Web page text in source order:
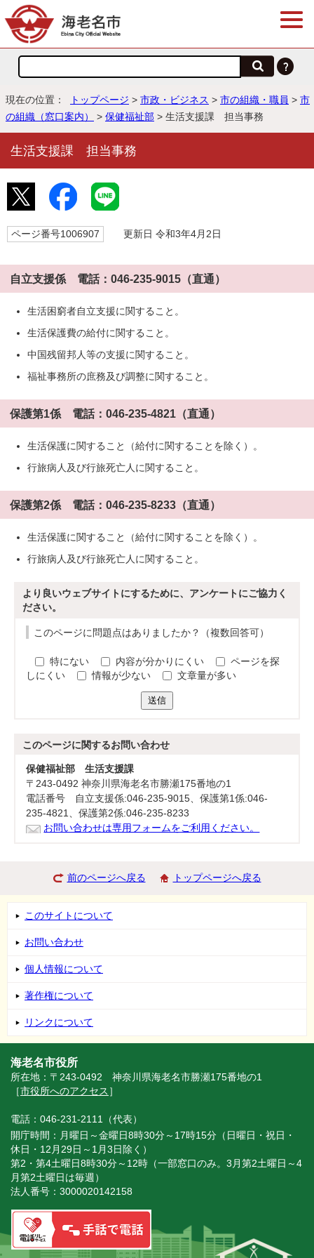
現在の位置： トップページ > 市政・ビジネス > 市の組織・職員 > 市
の組織（窓口案内）
> 保健福祉部 > 生活支援課 担当事務
生活支援課 担当事務
ページ番号1006907 更新日 令和3年4月2日
自立支援係 電話：046-235-9015（直通）
生活困窮者自立支援に関すること。
生活保護費の給付に関すること。
中国残留邦人等の支援に関すること。
福祉事務所の庶務及び調整に関すること。
保護第1係 電話：046-235-4821（直通）
生活保護に関すること（給付に関することを除く）。
行旅病人及び行旅死亡人に関すること。
保護第2係 電話：046-235-8233（直通）
生活保護に関すること（給付に関することを除く）。
行旅病人及び行旅死亡人に関すること。
より良いウェブサイトにするために、アンケートにご協力く
ださい。
このページに問題点はありましたか？（複数回答可）
特にない 内容が分かりにくい
ページを探
しにくい
情報が少ない 文章量が多い
送信
このページに関するお問い合わせ
保健福祉部 生活支援課
〒243-0492 神奈川県海老名市勝瀬175番地の1
電話番号 自立支援係:046-235-9015、保護第1係:046-
235-4821、保護第2係:046-235-8233
お問い合わせは専用フォームをご利用ください。
前のページへ戻る トップページへ戻る
このサイトについて
お問い合わせ
個人情報について
著作権について
リンクについて
海老名市役所
所在地：〒243-0492 神奈川県海老名市勝瀬175番地の1
［市役所へのアクセス ］
電話：046-231-2111（代表）
開庁時間：月曜日～金曜日8時30分～17時15分（日曜日・祝日・
休日・12月29日～1月3日除く）
第2・第4土曜日8時30分～12時（一部窓口のみ。3月第2土曜日～4
月第2土曜日は毎週）
法人番号：3000020142158